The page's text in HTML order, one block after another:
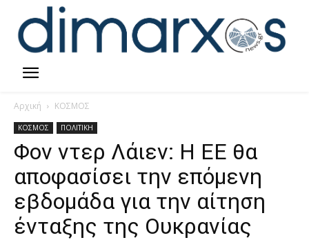
Αρχική ΚΟΣΜΟΣ
ΚΟΣΜΟΣ ΠΟΛΙΤΙΚΗ
Φον ντερ Λάιεν: Η ΕΕ θα
αποφασίσει την επόμενη
εβδομάδα για την αίτηση
ένταξης της Ουκρανίας